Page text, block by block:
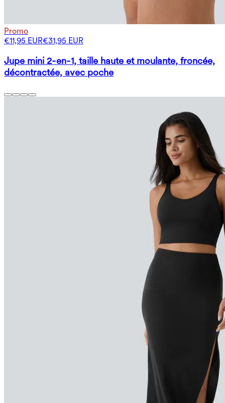
Promo
€11,95 EUR€31,95 EUR
Jupe mini 2‑en‑1, taille haute et moulante, froncée,
décontractée, avec poche